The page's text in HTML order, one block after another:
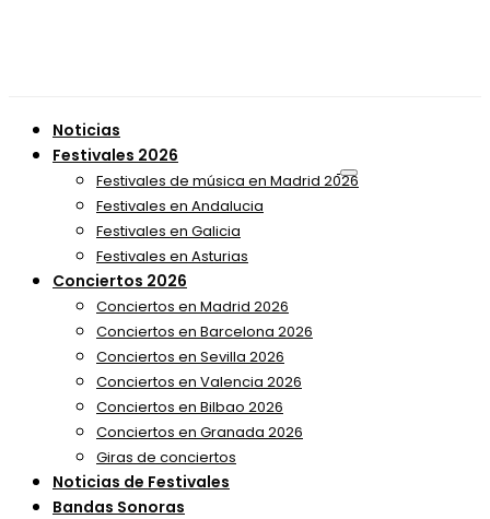
Noticias
Festivales 2026
Festivales de música en Madrid 2026
Festivales en Andalucia
Festivales en Galicia
Festivales en Asturias
Conciertos 2026
Conciertos en Madrid 2026
Conciertos en Barcelona 2026
Conciertos en Sevilla 2026
Conciertos en Valencia 2026
Conciertos en Bilbao 2026
Conciertos en Granada 2026
Giras de conciertos
Noticias de Festivales
Bandas Sonoras